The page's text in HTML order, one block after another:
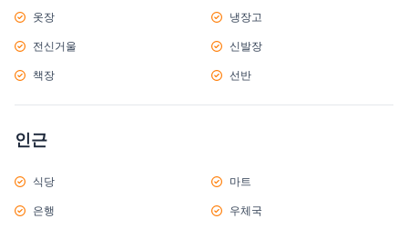
옷장 냉장고
전신거울 신발장
책장 선반
인근
식당 마트
은행 우체국